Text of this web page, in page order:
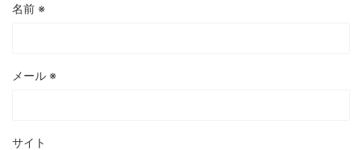
名前 ※
メール ※
サイト